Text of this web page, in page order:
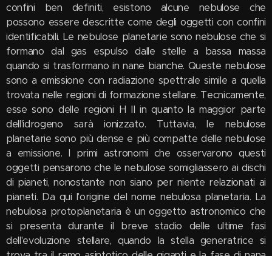
confini ben definiti, esistono alcune nebulose che
possono essere descritte come degli oggetti con confini
identificabili. Le nebulose planetarie sono nebulose che si
formano dal gas espulso dalle stelle a bassa massa
quando si trasformano in nane bianche. Queste nebulose
sono a emissione con radiazione spettrale simile a quella
trovata nelle regioni di formazione stellare. Tecnicamente,
esse sono delle regioni H II in quanto la maggior parte
dell'idrogeno sarà ionizzato. Tuttavia, le nebulose
planetarie sono più dense e più compatte delle nebulose
a emissione. I primi astronomi che osservarono questi
oggetti pensarono che le nebulose somigliassero ai dischi
di pianeti, nonostante non siano per niente relazionati ai
pianeti. Da qui l'origine del nome nebulosa planetaria. La
nebulosa protoplanetaria è un oggetto astronomico che
si presenta durante il breve stadio delle ultime fasi
dell'evoluzione stellare, quando la stella generatrice si